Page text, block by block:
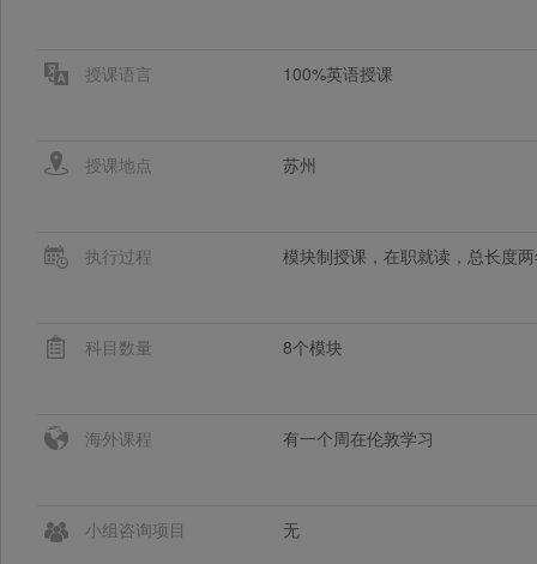
授课语言 100%英语授课
授课地点 苏州
执行过程 模块制授课，在职就读，总长度
科目数量 8个模块
海外课程 有一个周在伦敦学习
小组咨询项目 无